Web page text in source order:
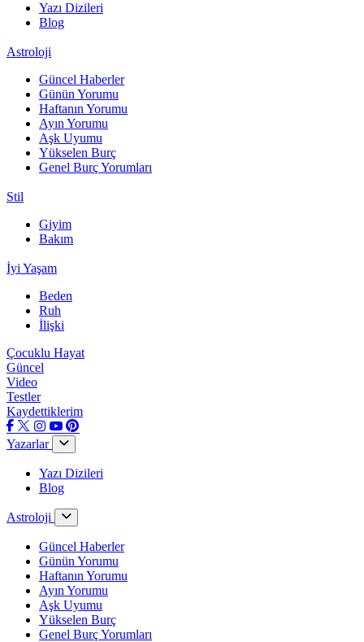
Yazı Dizileri
Blog
Astroloji
Güncel Haberler
Günün Yorumu
Haftanın Yorumu
Ayın Yorumu
Aşk Uyumu
Yükselen Burç
Genel Burç Yorumları
Stil
Giyim
Bakım
İyi Yaşam
Beden
Ruh
İlişki
Çocuklu Hayat
Güncel
Video
Testler
Kaydettiklerim
Yazarlar
Yazı Dizileri
Blog
Astroloji
Güncel Haberler
Günün Yorumu
Haftanın Yorumu
Ayın Yorumu
Aşk Uyumu
Yükselen Burç
Genel Burç Yorumları